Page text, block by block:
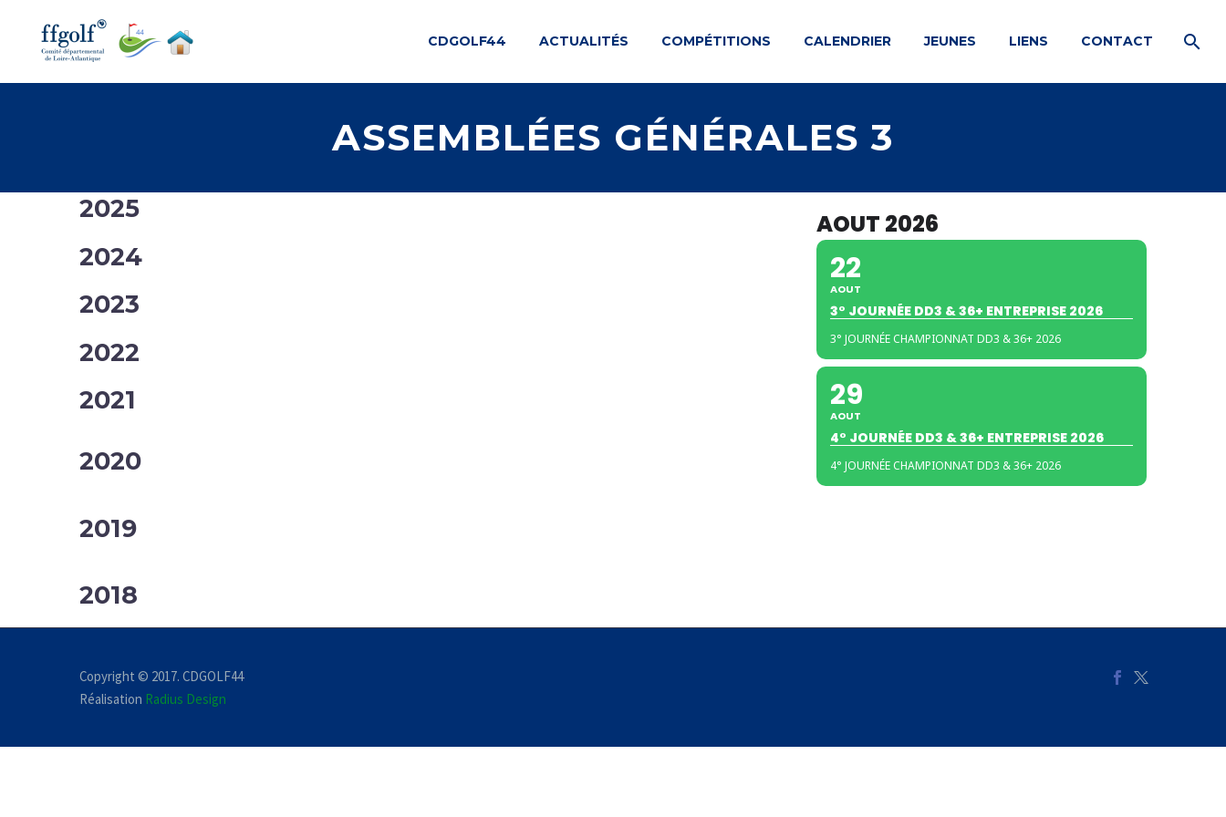
CDGOLF44 ACTUALITÉS COMPÉTITIONS CALENDRIER JEUNES LIENS CONTACT
ASSEMBLÉES GÉNÉRALES 3
2025
2024
2023
2022
2021
2020
2019
2018
AOUT 2026
22
AOUT
3° JOURNÉE DD3 & 36+ ENTREPRISE 2026
3° JOURNÉE CHAMPIONNAT DD3 & 36+ 2026
29
AOUT
4° JOURNÉE DD3 & 36+ ENTREPRISE 2026
4° JOURNÉE CHAMPIONNAT DD3 & 36+ 2026
Copyright © 2017. CDGOLF44
Réalisation Radius Design